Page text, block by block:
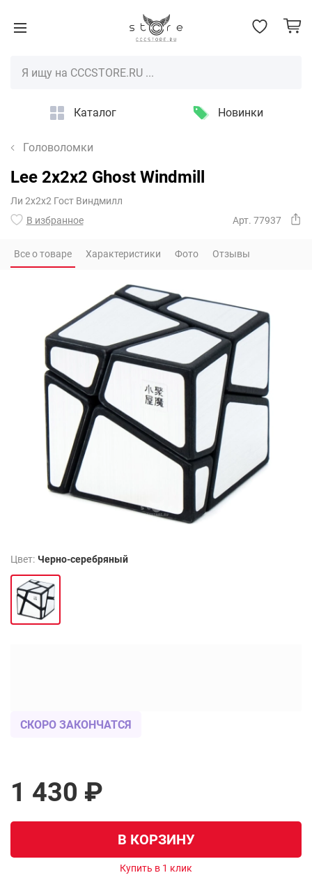
Каталог Новинки
Головоломки
Lee 2x2x2 Ghost Windmill
Ли 2х2х2 Гост Виндмилл
В избранное
Арт. 77937
Все о товаре Характеристики Фото Отзывы
Цвет: Черно-серебряный
СКОРО ЗАКОНЧАТСЯ
1 430 ₽
В КОРЗИНУ
Купить в 1 клик